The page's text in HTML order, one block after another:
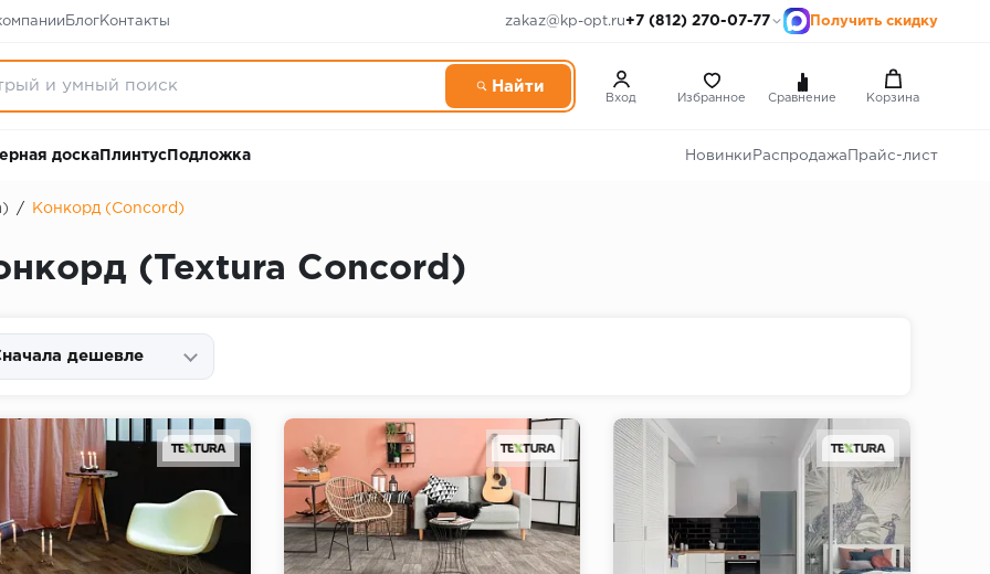
БлогКонтакты zakaz@kp-opt.ru+7 (812) 270-07-77 Получить скидку
Вход Избранное Сравнение Корзина
доска Плинтус Подложка Новинки Распродажа Прайс-лист
/ Конкорд (Concord)
(Textura Concord)
дешевле